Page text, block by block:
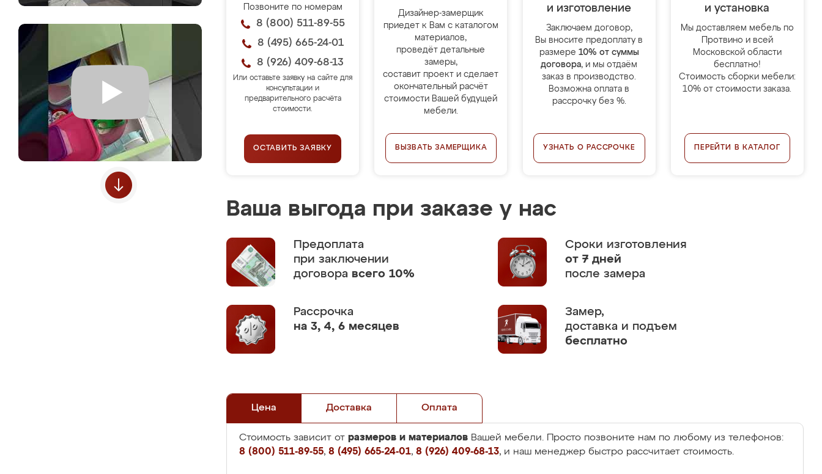
Позвоните по номерам
8 (800) 511-89-55
8 (495) 665-24-01
8 (926) 409-68-13
Или оставьте заявку на сайте для
консультации и
предварительного расчёта
стоимости.
ОСТАВИТЬ ЗАЯВКУ
Дизайнер-замерщик
приедет к Вам с каталогом
материалов,
проведёт детальные
замеры,
составит проект и сделает
окончательный расчёт
стоимости Вашей будущей
мебели.
ВЫЗВАТЬ ЗАМЕРЩИКА
и изготовление
Заключаем договор,
Вы вносите предоплату в
размере 10% от суммы
договора, и мы отдаём
заказ в производство.
Возможна оплата в
рассрочку без %.
УЗНАТЬ О РАССРОЧКЕ
и установка
Мы доставляем мебель по
Протвино и всей
Московской области
бесплатно!
Стоимость сборки мебели:
10% от стоимости заказа.
ПЕРЕЙТИ В КАТАЛОГ
Ваша выгода при заказе у нас
Предоплата
при заключении
договора всего 10%
Сроки изготовления
от 7 дней
после замера
Рассрочка
на 3, 4, 6 месяцев
Замер,
доставка и подъем
бесплатно
Цена Доставка Оплата
Стоимость зависит от размеров и материалов Вашей мебели. Просто позвоните нам по любому из телефонов:
8 (800) 511-89-55, 8 (495) 665-24-01, 8 (926) 409-68-13, и наш менеджер быстро рассчитает стоимость.